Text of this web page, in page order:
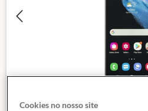
Cookies no nosso site